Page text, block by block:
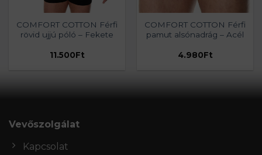
COMFORT COTTON Férfi
rövid ujjú póló – Fekete
11.500Ft
COMFORT COTTON Férfi
pamut alsónadrág – Acél
4.980Ft
Vevőszolgálat
Kapcsolat